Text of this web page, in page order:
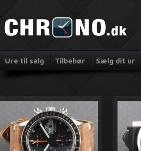
Ure til salg Tilbehør Sælg dit ur